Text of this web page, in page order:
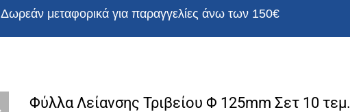
Δωρεάν μεταφορικά για παραγγελίες άνω των 150€
Φύλλα Λείανσης Τριβείου Φ 125mm Σετ 10 τεμ.